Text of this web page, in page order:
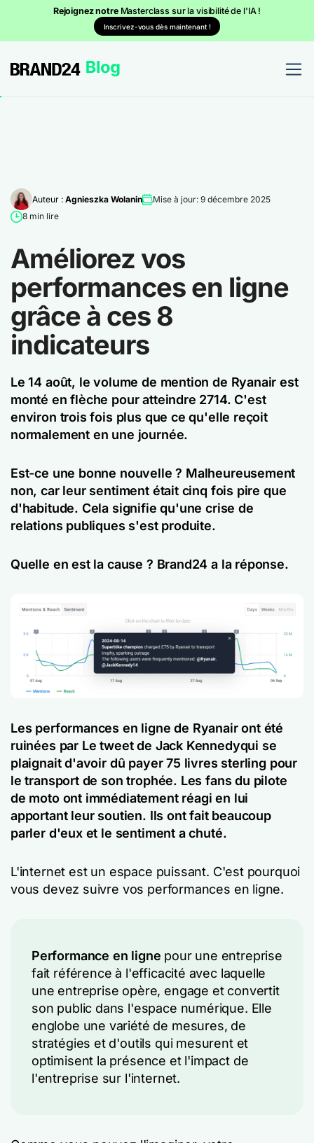
Rejoignez notre Masterclass sur la visibilité de l'IA !
Inscrivez-vous dès maintenant !
Auteur : Agnieszka Wolanin
Mise à jour: 9 décembre 2025
8 min lire
Améliorez vos
performances en ligne
grâce à ces 8
indicateurs
Le 14 août, le volume de mention de Ryanair est
monté en flèche pour atteindre 2714. C'est
environ trois fois plus que ce qu'elle reçoit
normalement en une journée.
Est-ce une bonne nouvelle ? Malheureusement
non, car leur sentiment était cinq fois pire que
d'habitude. Cela signifie qu'une crise de
relations publiques s'est produite.
Quelle en est la cause ? Brand24 a la réponse.
Les performances en ligne de Ryanair ont été
ruinées par Le tweet de Jack Kennedyqui se
plaignait d'avoir dû payer 75 livres sterling pour
le transport de son trophée. Les fans du pilote
de moto ont immédiatement réagi en lui
apportant leur soutien. Ils ont fait beaucoup
parler d'eux et le sentiment a chuté.
L'internet est un espace puissant. C'est pourquoi
vous devez suivre vos performances en ligne.
Performance en ligne pour une entreprise
fait référence à l'efficacité avec laquelle
une entreprise opère, engage et convertit
son public dans l'espace numérique. Elle
englobe une variété de mesures, de
stratégies et d'outils qui mesurent et
optimisent la présence et l'impact de
l'entreprise sur l'internet.